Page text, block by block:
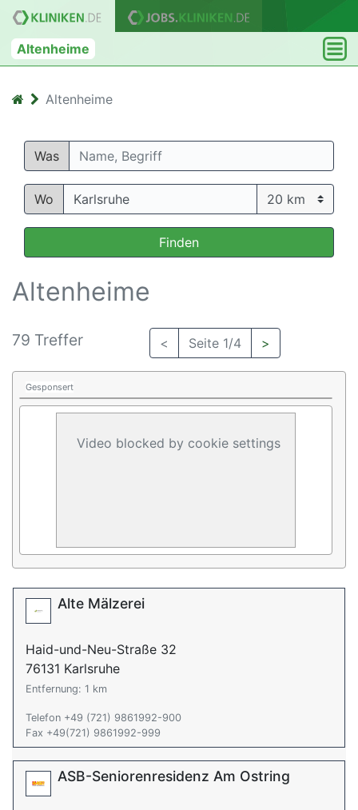
Altenheime
Altenheime
Was
Wo
Finden
Altenheime
79 Treffer < Seite 1/4 >
Gesponsert
Video blocked by cookie settings
Alte Mälzerei
Haid-und-Neu-Straße 32
76131 Karlsruhe
Entfernung: 1 km
Telefon +49 (721) 9861992-900
Fax +49(721) 9861992-999
ASB-Seniorenresidenz Am Ostring